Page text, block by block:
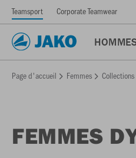
Teamsport Corporate Teamwear
Page d'accueil Femmes Collections
FEMMES